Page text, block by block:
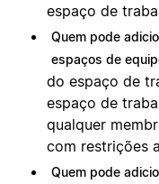
espaço de
Quem pode
espaços de
do espaço de
espaço de
qualquer
com restrições
Quem pode